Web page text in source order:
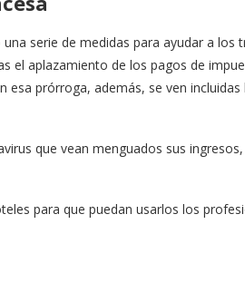
serie de medidas para ayudar a los
el aplazamiento de los pagos de
esa prórroga, además, se ven
que vean menguados sus
para que puedan usarlos los